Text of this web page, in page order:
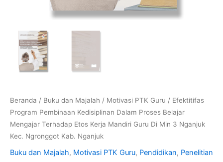
Beranda / Buku dan Majalah / Motivasi PTK Guru / Efektitifas
Program Pembinaan Kedisiplinan Dalam Proses Belajar
Mengajar Terhadap Etos Kerja Mandiri Guru Di Min 3 Nganjuk
Kec. Ngronggot Kab. Nganjuk
Buku dan Majalah, Motivasi PTK Guru, Pendidikan, Penelitian